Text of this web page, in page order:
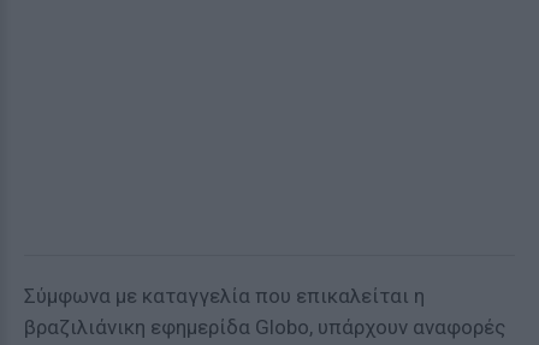
Σύμφωνα με καταγγελία που επικαλείται η
βραζιλιάνικη εφημερίδα Globo, υπάρχουν αναφορές